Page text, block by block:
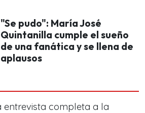
"Se pudo": María José
Quintanilla cumple el sueño
de una fanática y se llena de
aplausos
entrevista completa a la